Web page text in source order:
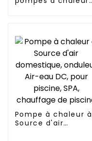
Pompe à chaleur à
Source d'air